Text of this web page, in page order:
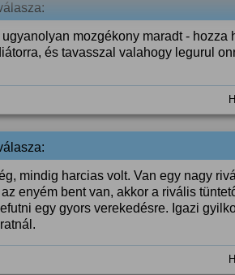
mozgékony maradt - hozza
és tavasszal valahogy legurul
mindig harcias volt. Van egy nagy
enyém bent van, akkor a rivális
egy gyors verekedésre. Igazi